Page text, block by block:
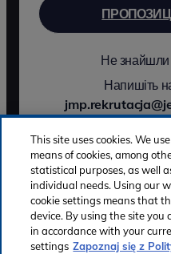
Не
Напишіть
© 2026 Jerónimo
Політика
Політика
Мережевий етикет
This site uses cookies. We
means of cookies, among
statistical purposes, as well
individual needs. Using our
cookie settings means that
device. By using the site you
in accordance with your
settings Zapoznaj się z